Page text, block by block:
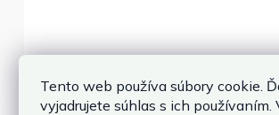
Tento web používa súbory cookie.
vyjadrujete súhlas s ich